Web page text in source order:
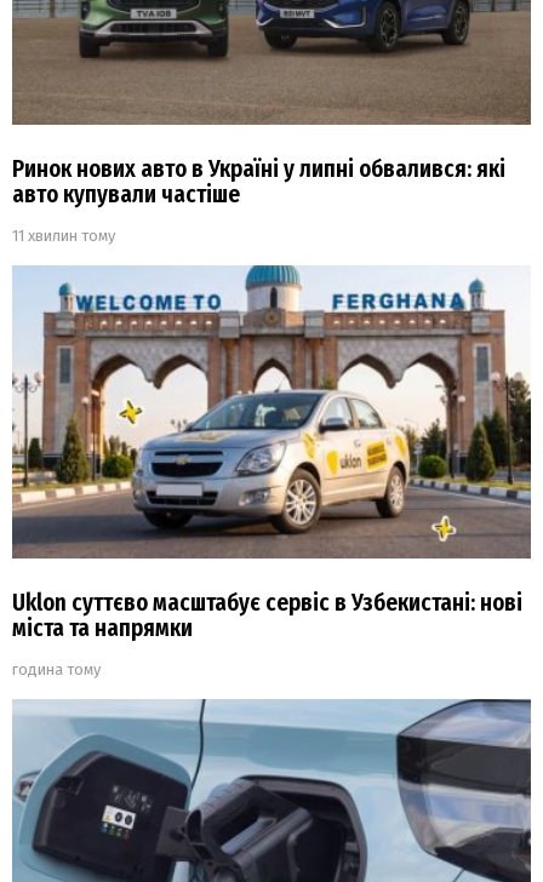
Ринок нових авто в Україні у липні обвалився: які
авто купували частіше
11 хвилин тому
Uklon суттєво масштабує сервіс в Узбекистані: нові
міста та напрямки
година тому